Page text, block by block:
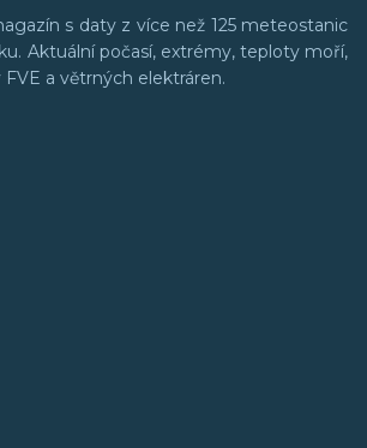
s daty z více než 125 meteostanic
Aktuální počasí, extrémy, teploty moří,
a větrných elektráren.